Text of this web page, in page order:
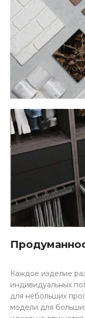
Каждое изделие
индивидуальных
для небольших
модели для